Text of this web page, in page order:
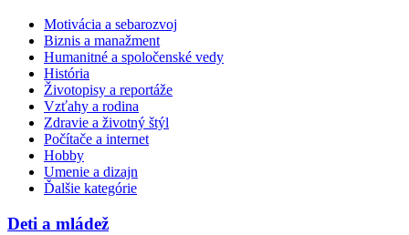
Motivácia a sebarozvoj
Biznis a manažment
Humanitné a spoločenské vedy
História
Životopisy a reportáže
Vzťahy a rodina
Zdravie a životný štýl
Počítače a internet
Hobby
Umenie a dizajn
Ďalšie kategórie
Deti a mládež